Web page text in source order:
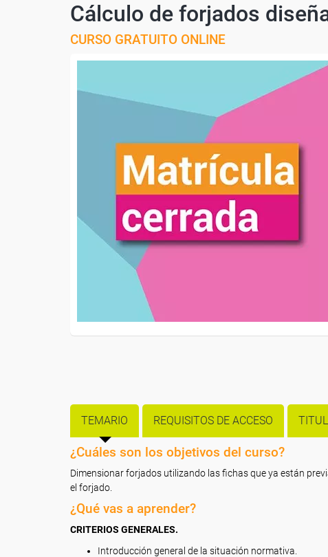
Cálculo de forjados
CURSO GRATUITO ONLINE
TEMARIO REQUISITOS DE ACCESO
¿Cuáles son los objetivos del curso?
Dimensionar forjados utilizando las fichas que ya están
el forjado.
¿Qué vas a aprender?
CRITERIOS GENERALES.
Introducción general de la situación normativa.